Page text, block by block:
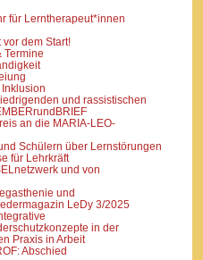
für Lerntherapeut*innen
vor dem Start!
Termine
und rassistischen
an die MARIA-LEO-
Schülern über Lernstörungen
für Lehrkräft
und von
und
LeDy 3/2025
in der
Praxis in Arbeit
Abschied